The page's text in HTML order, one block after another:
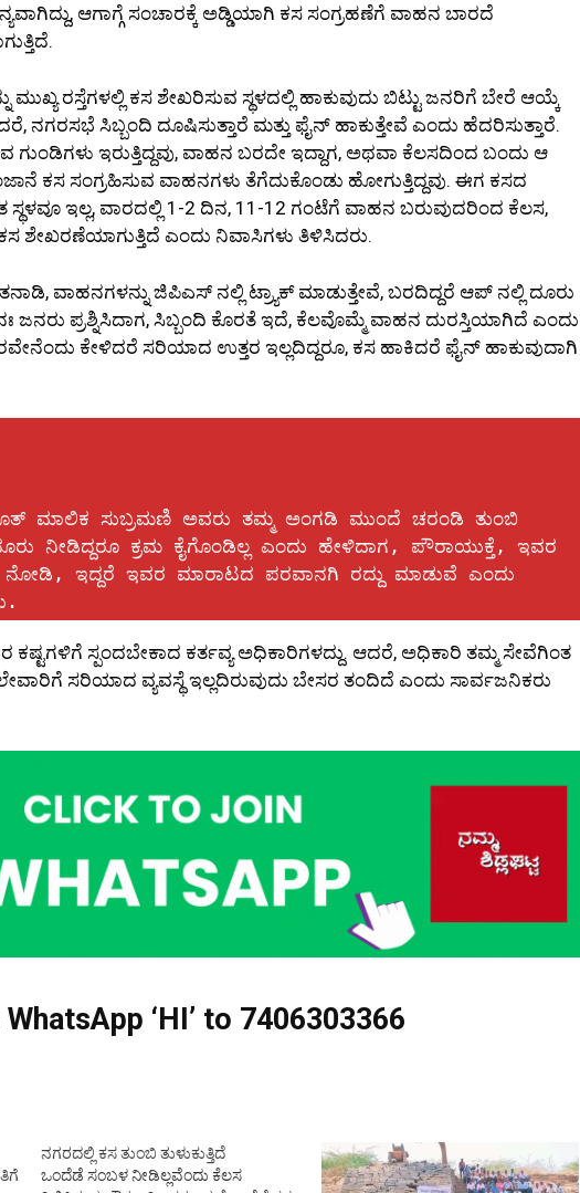
ಆಗಾಗ್ಗೆ ಸಂಚಾರಕ್ಕೆ ಅಡ್ಡಿಯಾಗಿ ಕಸ ಸಂಗ್ರಹಣೆಗೆ ವಾಹನ ಬಾರದೆ
ರಸ್ತೆಗಳಲ್ಲಿ ಕಸ ಶೇಖರಿಸುವ ಸ್ಥಳದಲ್ಲಿ ಹಾಕುವುದು ಬಿಟ್ಟು ಜನರಿಗೆ ಬೇರೆ ಆಯ್ಕೆ
ನಗರಸಭೆ ಸಿಬ್ಬಂದಿ ದೂಷಿಸುತ್ತಾರೆ ಮತ್ತು ಫೈನ್ ಹಾಕುತ್ತೇವೆ ಎಂದು ಹೆದರಿಸುತ್ತಾರೆ.
ಗುಂಡಿಗಳು ಇರುತ್ತಿದ್ದವು, ವಾಹನ ಬರದೇ ಇದ್ದಾಗ, ಅಥವಾ ಕೆಲಸದಿಂದ ಬಂದು ಆ
ಕಸ ಸಂಗ್ರಹಿಸುವ ವಾಹನಗಳು ತೆಗೆದುಕೊಂಡು ಹೋಗುತ್ತಿದ್ದವು. ಈಗ ಕಸದ
ಇಲ್ಲ, ವಾರದಲ್ಲಿ 1-2 ದಿನ, 11-12 ಗಂಟೆಗೆ ವಾಹನ ಬರುವುದರಿಂದ ಕೆಲಸ,
ಎಂದು ನಿವಾಸಿಗಳು ತಿಳಿಸಿದರು.
ವಾಹನಗಳನ್ನು ಜಿಪಿಎಸ್ ನಲ್ಲಿ ಟ್ರ್ಯಾಕ್ ಮಾಡುತ್ತೇವೆ, ಬರದಿದ್ದರೆ ಆಪ್ ನಲ್ಲಿ ದೂರು
ಜನರು ಪ್ರಶ್ನಿಸಿದಾಗ, ಸಿಬ್ಬಂದಿ ಕೊರತೆ ಇದೆ, ಕೆಲವೊಮ್ಮೆ ವಾಹನ ದುರಸ್ತಿಯಾಗಿದೆ ಎಂದು
ಕೇಳಿದರೆ ಸರಿಯಾದ ಉತ್ತರ ಇಲ್ಲದಿದ್ದರೂ, ಕಸ ಹಾಕಿದರೆ ಫೈನ್ ಹಾಕುವುದಾಗಿ
ಮಾಲಿಕ ಸುಬ್ರಮಣಿ ಅವರು ತಮ್ಮ ಅಂಗಡಿ ಮುಂದೆ ಚರಂಡಿ ತುಂಬಿ
ನೀಡಿದ್ದರೂ ಕ್ರಮ ಕೈಗೊಂಡಿಲ್ಲ ಎಂದು ಹೇಳಿದಾಗ, ಪೌರಾಯುಕ್ತೆ, ಇವರ
ನೋಡಿ, ಇದ್ದರೆ ಇವರ ಮಾರಾಟದ ಪರವಾನಗಿ ರದ್ದು ಮಾಡುವೆ ಎಂದು
ಕಷ್ಟಗಳಿಗೆ ಸ್ಪಂದಬೇಕಾದ ಕರ್ತವ್ಯ ಅಧಿಕಾರಿಗಳದ್ದು. ಆದರೆ, ಅಧಿಕಾರಿ ತಮ್ಮ ಸೇವೆಗಿಂತ
ಸರಿಯಾದ ವ್ಯವಸ್ಥೆ ಇಲ್ಲದಿರುವುದು ಬೇಸರ ತಂದಿದೆ ಎಂದು ಸಾರ್ವಜನಿಕರು
‘HI’ to 7406303366
ನಗರದಲ್ಲಿ ಕಸ ತುಂಬಿ ತುಳುಕುತ್ತಿದೆ
ಒಂದೆಡೆ ಸಂಬಳ ನೀಡಿಲ್ಲವೆಂದು ಕೆಲಸ